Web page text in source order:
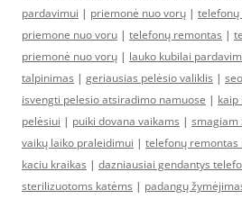
pardavimui | priemonė nuo vorų | telefonų
priemone nuo voru | telefonų remontas |
priemonė nuo vorų | lauko kubilai
talpinimas | geriausias pelėsio valiklis |
isvengti pelesio atsiradimo namuose | kaip
pelėsiui | puiki dovana vaikams | smagiam
vaikų laiko praleidimui | telefonų remontas
kaciu kraikas | dazniausiai gendantys
sterilizuotoms katėms | padangų